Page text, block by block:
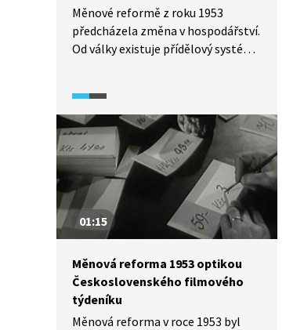
Měnové reformě z roku 1953
předcházela změna v hospodářství.
Od války existuje přídělový systém,
nepodařilo. Podívejte se na stručný
obraz československé poválečné
ekonomiky.
01:15
Měnová reforma 1953 optikou
Československého filmového
týdeníku
Měnová reforma v roce 1953 byl